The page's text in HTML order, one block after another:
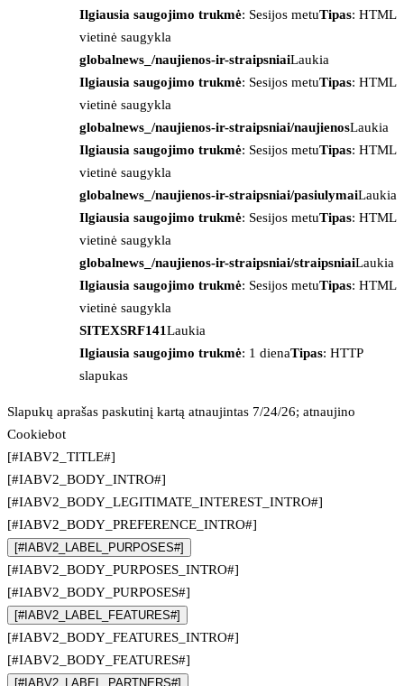
Ilgiausia saugojimo trukmė: Sesijos metuTipas: HTML
vietinė saugykla
globalnews_/naujienos-ir-straipsniaiLaukia
Ilgiausia saugojimo trukmė: Sesijos metuTipas: HTML
vietinė saugykla
globalnews_/naujienos-ir-straipsniai/naujienosLaukia
Ilgiausia saugojimo trukmė: Sesijos metuTipas: HTML
vietinė saugykla
globalnews_/naujienos-ir-straipsniai/pasiulymaiLaukia
Ilgiausia saugojimo trukmė: Sesijos metuTipas: HTML
vietinė saugykla
globalnews_/naujienos-ir-straipsniai/straipsniaiLaukia
Ilgiausia saugojimo trukmė: Sesijos metuTipas: HTML
vietinė saugykla
SITEXSRF141Laukia
Ilgiausia saugojimo trukmė: 1 dienaTipas: HTTP
slapukas
Slapukų aprašas paskutinį kartą atnaujintas 7/24/26; atnaujino
Cookiebot
[#IABV2_TITLE#]
[#IABV2_BODY_INTRO#]
[#IABV2_BODY_LEGITIMATE_INTEREST_INTRO#]
[#IABV2_BODY_PREFERENCE_INTRO#]
[#IABV2_LABEL_PURPOSES#]
[#IABV2_BODY_PURPOSES_INTRO#]
[#IABV2_BODY_PURPOSES#]
[#IABV2_LABEL_FEATURES#]
[#IABV2_BODY_FEATURES_INTRO#]
[#IABV2_BODY_FEATURES#]
[#IABV2_LABEL_PARTNERS#]